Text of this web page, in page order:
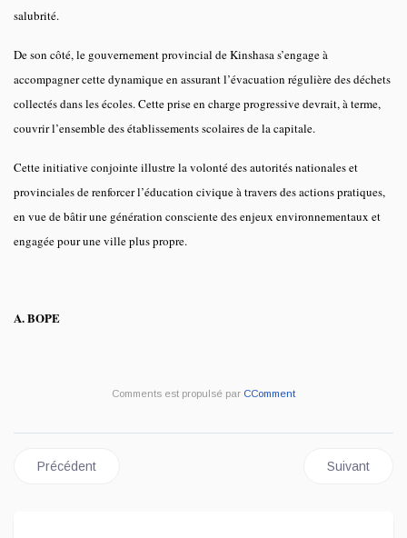
salubrité.
De son côté, le gouvernement provincial de Kinshasa s’engage à
accompagner cette dynamique en assurant l’évacuation régulière des déchets
collectés dans les écoles. Cette prise en charge progressive devrait, à terme,
couvrir l’ensemble des établissements scolaires de la capitale.
Cette initiative conjointe illustre la volonté des autorités nationales et
provinciales de renforcer l’éducation civique à travers des actions pratiques,
en vue de bâtir une génération consciente des enjeux environnementaux et
engagée pour une ville plus propre.
A. BOPE
Comments est propulsé par CComment
Article précédent : RDC : des frais de participation aux
Précédent Article
Suivant